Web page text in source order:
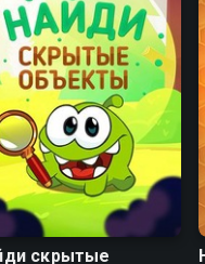
скрытые